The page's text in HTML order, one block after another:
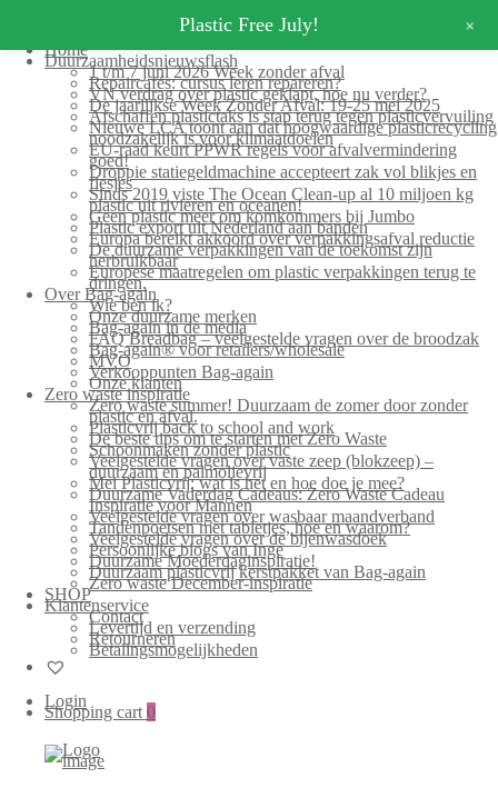
Home
Duurzaamheidsnieuwsflash
1 t/m 7 juni 2026 Week zonder afval
Repaircafés: cursus leren repareren?
VN verdrag over plastic geklapt, hoe nu verder?
De jaarlijkse Week Zonder Afval: 19-25 mei 2025
Afschaffen plastictaks is stap terug tegen plasticvervuiling
Nieuwe LCA toont aan dat hoogwaardige plasticrecycling
noodzakelijk is voor klimaatdoelen
EU-raad keurt PPWR regels voor afvalvermindering
goed!
Droppie statiegeldmachine accepteert zak vol blikjes en
flesjes
Sinds 2019 viste The Ocean Clean-up al 10 miljoen kg
plastic uit rivieren en oceanen!
Geen plastic meer om komkommers bij Jumbo
Plastic export uit Nederland aan banden
Europa bereikt akkoord over verpakkingsafval reductie
De duurzame verpakkingen van de toekomst zijn
herbruikbaar
Europese maatregelen om plastic verpakkingen terug te
dringen.
Over Bag-again
Wie ben ik?
Onze duurzame merken
Bag-again in de media
FAQ Breadbag – veelgestelde vragen over de broodzak
Bag-again® voor retailers/wholesale
MVO
Verkooppunten Bag-again
Onze klanten
Zero waste inspiratie
Zero waste summer! Duurzaam de zomer door zonder
plastic en afval.
Plasticvrij back to school and work
De beste tips om te starten met Zero Waste
Schoonmaken zonder plastic
Veelgestelde vragen over vaste zeep (blokzeep) –
duurzaam en palmolievrij
Mei Plasticvrij: wat is het en hoe doe je mee?
Duurzame Vaderdag Cadeaus: Zero Waste Cadeau
Inspiratie voor Mannen
Veelgestelde vragen over wasbaar maandverband
Tandenpoetsen met tabletjes, hoe en waarom?
Veelgestelde vragen over de bijenwasdoek
Persoonlijke blogs van Inge
Duurzame Moederdaginspiratie!
Duurzaam plasticvrij kerstpakket van Bag-again
Zero waste December-inspiratie
SHOP
Klantenservice
Contact
Levertijd en verzending
Retourneren
Betalingsmogelijkheden
Login
Shopping cart 0
Plastic Free July! +